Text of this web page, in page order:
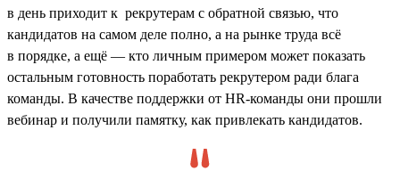
в день приходит к рекрутерам с обратной связью, что
кандидатов на самом деле полно, а на рынке труда всё
в порядке, а ещё — кто личным примером может показать
остальным готовность поработать рекрутером ради блага
команды. В качестве поддержки от HR-команды они прошли
вебинар и получили памятку, как привлекать кандидатов.